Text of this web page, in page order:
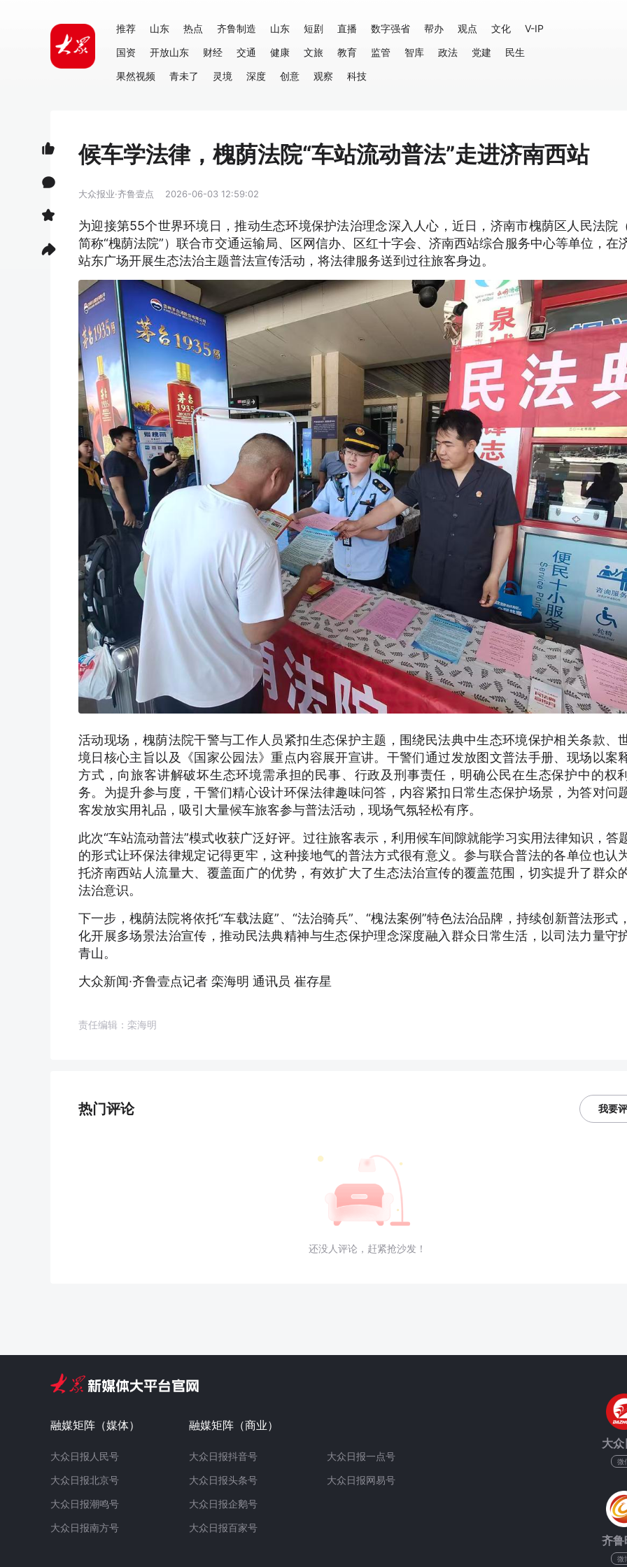
推荐 山东 热点 齐鲁制造 山东 短剧 直播 数字强省 帮办 观点 文化
V-IP
国资
开放山东 财经 交通 健康 文旅 教育 监管 智库 政法 党建
民生
果然视频
青未了 灵境 深度 创意 观察 科技
候车学法律，槐荫法院“车站流动普法”走进济南西站
大众报业·齐鲁壹点 2026-06-03 12:59:02
为迎接第55个世界环境日，推动生态环境保护法治理念深入人心，近日，济南市槐荫区人民法院
简称“槐荫法院”）联合市交通运输局、区网信办、区红十字会、济南西站综合服务中心等单位，在
站东广场开展生态法治主题普法宣传活动，将法律服务送到过往旅客身边。
活动现场，槐荫法院干警与工作人员紧扣生态保护主题，围绕民法典中生态环境保护相关条款、
境日核心主旨以及《国家公园法》重点内容展开宣讲。干警们通过发放图文普法手册、现场以案
方式，向旅客讲解破坏生态环境需承担的民事、行政及刑事责任，明确公民在生态保护中的权
务。为提升参与度，干警们精心设计环保法律趣味问答，内容紧扣日常生态保护场景，为答对问
客发放实用礼品，吸引大量候车旅客参与普法活动，现场气氛轻松有序。
此次“车站流动普法”模式收获广泛好评。过往旅客表示，利用候车间隙就能学习实用法律知识，答
的形式让环保法律规定记得更牢，这种接地气的普法方式很有意义。参与联合普法的各单位也认
托济南西站人流量大、覆盖面广的优势，有效扩大了生态法治宣传的覆盖范围，切实提升了群众
法治意识。
下一步，槐荫法院将依托“车载法庭”、“法治骑兵”、“槐法案例”特色法治品牌，持续创新普法形式
化开展多场景法治宣传，推动民法典精神与生态保护理念深度融入群众日常生活，以司法力量守
青山。
大众新闻·齐鲁壹点记者 栾海明 通讯员 崔存星
责任编辑：栾海明
热门评论 我要
还没人评论，赶紧抢沙发！
融媒矩阵（媒体）
大众日报人民号
大众日报北京号
大众日报潮鸣号
大众日报南方号
融媒矩阵（商业）
大众日报抖音号
大众日报头条号
大众日报企鹅号
大众日报百家号
大众日报一点号
大众日报网易号
大
微
齐鲁
微